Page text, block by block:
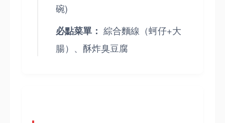
碗)
必點菜單： 綜合麵線（蚵仔+大
腸）、酥炸臭豆腐